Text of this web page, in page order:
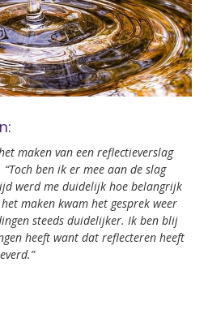
maken van een reflectieverslag
ben ik er mee aan de slag
werd me duidelijk hoe belangrijk
maken kwam het gesprek weer
steeds duidelijker. Ik ben blij
heeft want dat reflecteren heeft